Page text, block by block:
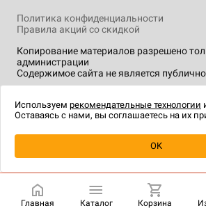
Уведомить о
Копирование материалов разрешено
администрации
Содержимое сайта не является
Политика конфиденциальности
Правила акций со скидкой
технологии.
Главная Каталог Корзина
Используем рекомендательные технологии
Оставаясь с нами, вы соглашаетесь на их
OK